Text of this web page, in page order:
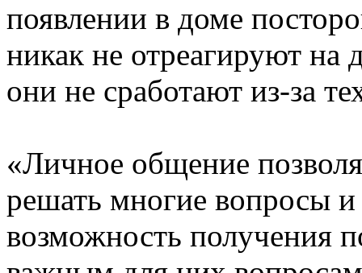
появлении в доме
никак не отреагируют
они не сработают из-за
«Личное общение
решать многие вопросы и
возможность получения